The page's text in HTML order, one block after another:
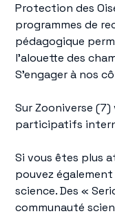
Protection des
programmes de
pédagogique
l’alouette des
S’engager à nos
Sur Zooniverse
participatifs
Si vous êtes plus
pouvez
science. Des «
communauté